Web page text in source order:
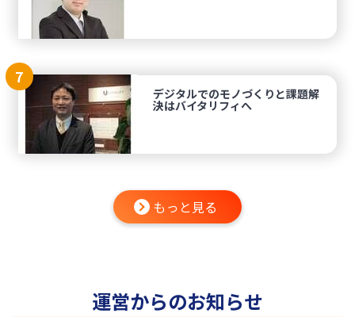
7
デジタルでのモノづくりと課題解
決はバイタリフィへ
もっと見る
運営からのお知らせ